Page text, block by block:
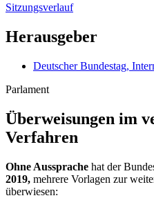
Sitzungsverlauf
Herausgeber
Deutscher Bundestag,
Parlament
Überweisungen im
Verfahren
Ohne Aussprache hat der
2019, mehrere Vorlagen zur
überwiesen: